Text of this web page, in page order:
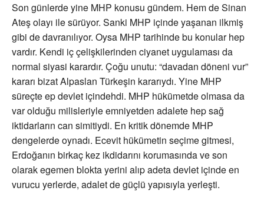
Son günlerde yine MHP konusu gündem. Hem de Sinan
Ateş olayı ile sürüyor. Sanki MHP içinde yaşanan ilkmiş
gibi de davranılıyor. Oysa MHP tarihinde bu konular hep
vardır. Kendi iç çelişkilerinden ciyanet uygulaması da
normal siyasi karardır. Çoğu unutu: “davadan döneni vur”
kararı bizat Alpaslan Türkeşin kararıydı. Yine MHP
süreçte ep devlet içindehdi. MHP hükümetde olmasa da
var olduğu milisleriyle emniyetden adalete hep sağ
iktidarların can simitiydi. En kritik dönemde MHP
dengelerde oynadı. Ecevit hükümetin seçime gitmesi,
Erdoğanın birkaç kez ikdidarını korumasında ve son
olarak egemen blokta yerini alıp adeta devlet içinde en
vurucu yerlerde, adalet de güçlü yapısıyla yerleşti.